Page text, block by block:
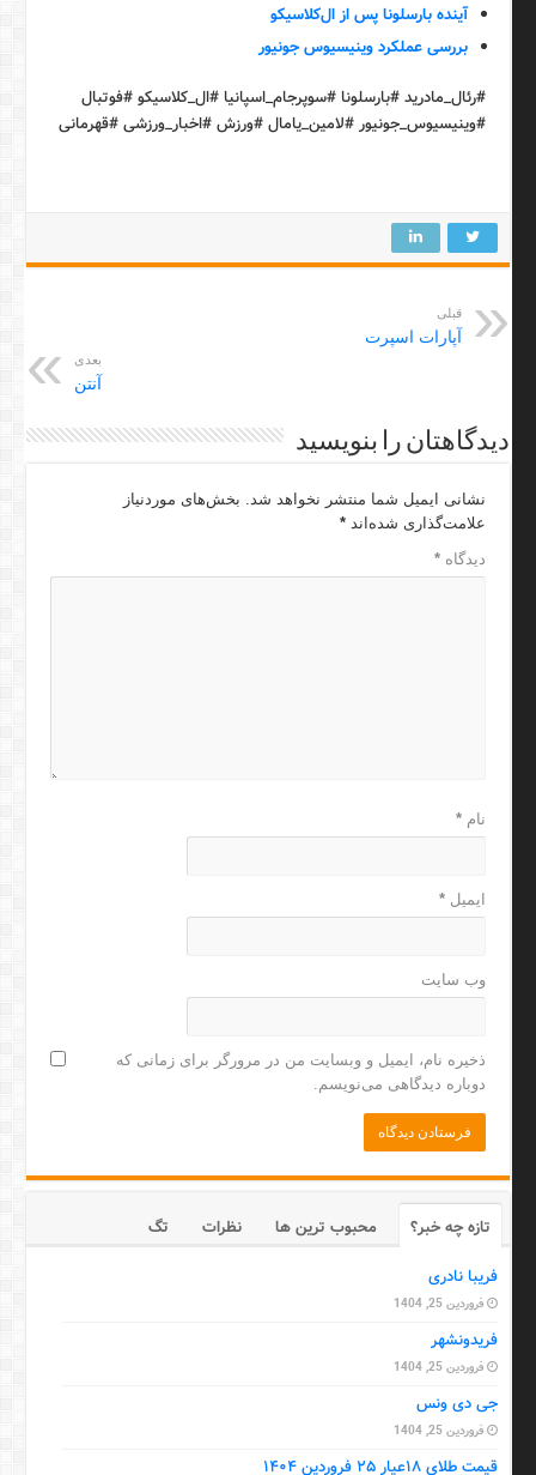
آینده بارسلونا پس از ال‌کلاسیکو
بررسی عملکرد وینیسیوس جونیور
#رئال_مادرید #بارسلونا #سوپرجام_اسپانیا #ال_کلاسیکو #فوتبال
#وینیسیوس_جونیور #لامین_یامال #ورزش #اخبار_ورزشی #قهرمانی
قبلی
آپارات اسپرت
بعدی
آنتن
دیدگاهتان را بنویسید
نشانی ایمیل شما منتشر نخواهد شد.
بخش‌های موردنیاز
علامت‌گذاری شده‌اند*
دیدگاه*
نام*
ایمیل*
وب‌ سایت
ذخیره نام، ایمیل و وبسایت من در مرورگر برای زمانی که
دوباره دیدگاهی می‌نویسم.
تازه چه خبر؟ محبوب ترین ها نظرات
تگ
فریبا نادری
فروردین 25, 1404
فریدونشهر
فروردین 25, 1404
جی دی ونس
فروردین 25, 1404
قیمت طلای ۱۸عیار ۲۵ فروردین ۱۴۰۴